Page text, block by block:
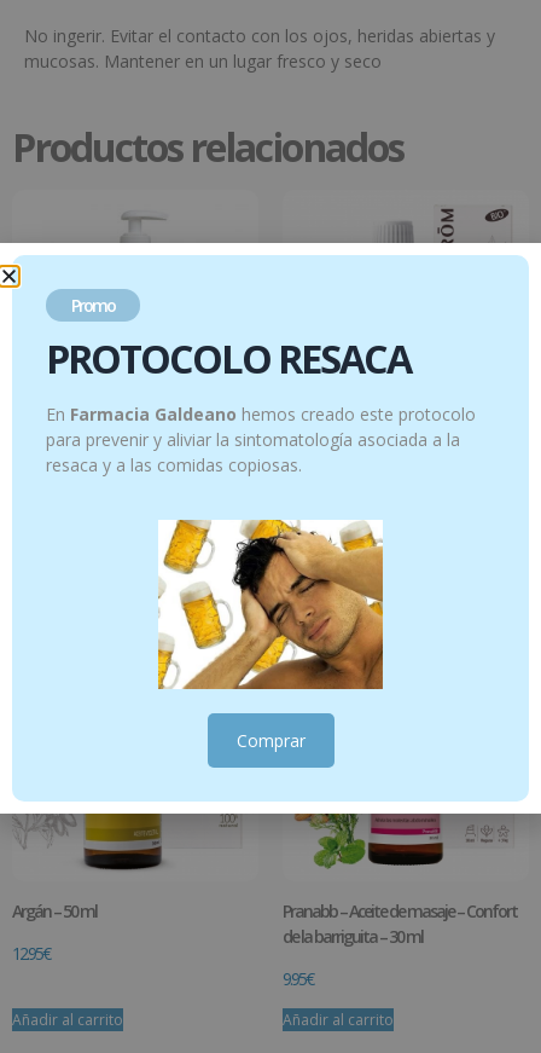
No ingerir. Evitar el contacto con los ojos, heridas abiertas y
mucosas. Mantener en un lugar fresco y seco
Productos relacionados
Leche Hidratante Base Neutra
Ricino – 50 ml
Añadir al carrito
Argán – 50 ml
12.95€
Añadir al carrito
Pranabb – Aceite de masaje – Confort
de la barriguita – 30 ml
9.95€
Añadir al carrito
Promo
PROTOCOLO RESACA
En Farmacia Galdeano hemos creado este protocolo
para prevenir y aliviar la sintomatología asociada a la
resaca y a las comidas copiosas.
Comprar